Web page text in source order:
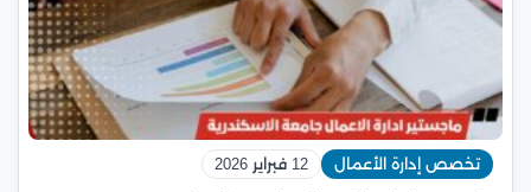
تخصص إدارة الأعمال 12 فبراير 2026